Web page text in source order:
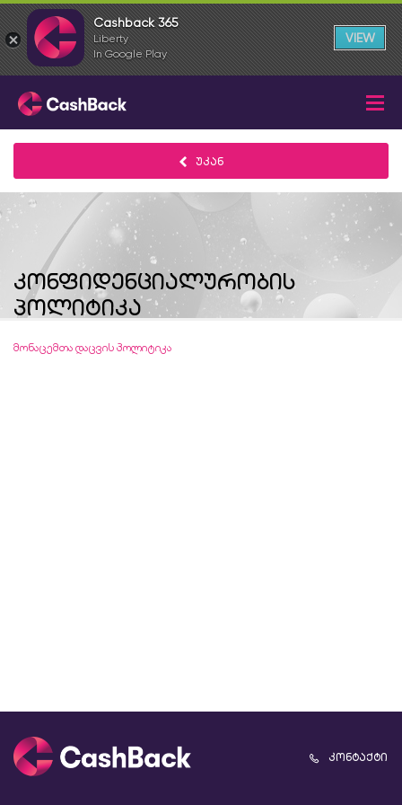
უკან
კონფიდენციალურობის
პოლიტიკა
მონაცემთა დაცვის პოლიტიკა
კონტაქტი
Cashback 365
Liberty
In Google Play
VIEW